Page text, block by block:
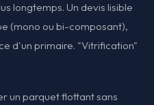
longtemps. Un devis lisible
(mono ou bi-composant),
d'un primaire. "Vitrification"
un parquet flottant sans